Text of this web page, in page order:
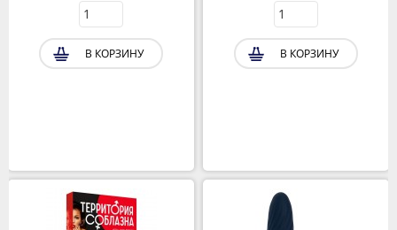
В КОРЗИНУ В КОРЗИНУ